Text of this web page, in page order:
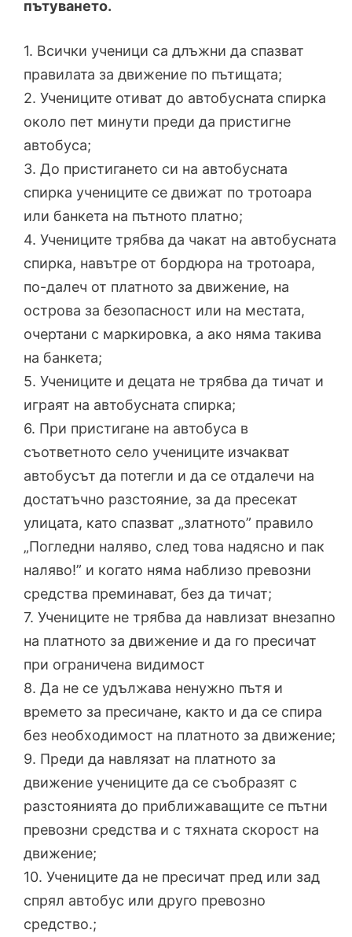
пътуването.
1. Всички ученици са длъжни да спазват
правилата за движение по пътищата;
2. Учениците отиват до автобусната спирка
около пет минути преди да пристигне
автобуса;
3. До пристигането си на автобусната
спирка учениците се движат по тротоара
или банкета на пътното платно;
4. Учениците трябва да чакат на автобусната
спирка, навътре от бордюра на тротоара,
по-далеч от платното за движение, на
острова за безопасност или на местата,
очертани с маркировка, а ако няма такива
на банкета;
5. Учениците и децата не трябва да тичат и
играят на автобусната спирка;
6. При пристигане на автобуса в
съответното село учениците изчакват
автобусът да потегли и да се отдалечи на
достатъчно разстояние, за да пресекат
улицата, като спазват „златното” правило
„Погледни наляво, след това надясно и пак
наляво!” и когато няма наблизо превозни
средства преминават, без да тичат;
7. Учениците не трябва да навлизат внезапно
на платното за движение и да го пресичат
при ограничена видимост
8. Да не се удължава ненужно пътя и
времето за пресичане, както и да се спира
без необходимост на платното за движение;
9. Преди да навлязат на платното за
движение учениците да се съобразят с
разстоянията до приближаващите се пътни
превозни средства и с тяхната скорост на
движение;
10. Учениците да не пресичат пред или зад
спрял автобус или друго превозно
средство.;